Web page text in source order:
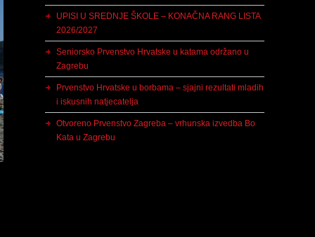
UPISI U SREDNJE ŠKOLE – KONAČNA RANG LISTA
2026/2027
Seniorsko Prvenstvo Hrvatske u katama održano u
Zagrebu
Prvenstvo Hrvatske u borbama – sjajni rezultati mladih
i iskusnih natjecatelja
Otvoreno Prvenstvo Zagreba – vrhunska izvedba Bo
Kata u Zagrebu